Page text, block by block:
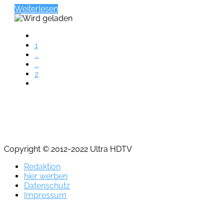
Weiterlesen
1
...
...
2
Copyright © 2012-2022 Ultra HDTV
Redaktion
hier werben
Datenschutz
Impressum